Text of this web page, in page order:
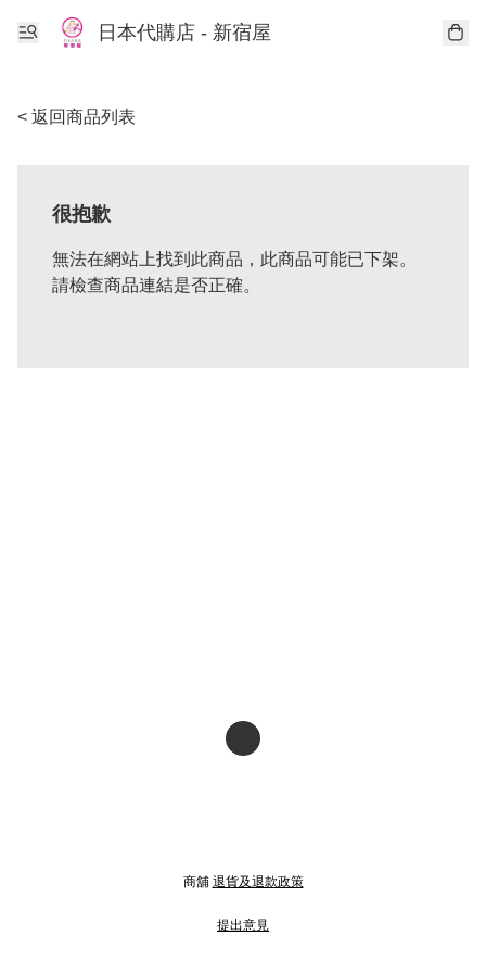
日本代購店 - 新宿屋
< 返回商品列表
很抱歉
無法在網站上找到此商品，此商品可能已下架。
請檢查商品連結是否正確。
商舖 退貨及退款政策
提出意見